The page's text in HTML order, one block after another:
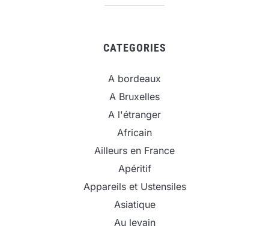
CATEGORIES
A bordeaux
A Bruxelles
A l'étranger
Africain
Ailleurs en France
Apéritif
Appareils et Ustensiles
Asiatique
Au levain